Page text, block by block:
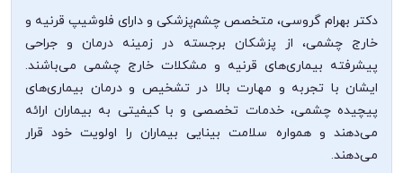
دکتر بهرام گروسی، متخصص چشم‌پزشکی و دارای فلوشیپ قرنیه و
خارج چشمی، از پزشکان برجسته در زمینه درمان و جراحی
پیشرفته بیماری‌های قرنیه و مشکلات خارج چشمی می‌باشند.
ایشان با تجربه و مهارت بالا در تشخیص و درمان بیماری‌های
پیچیده چشمی، خدمات تخصصی و با کیفیتی به بیماران ارائه
می‌دهند و همواره سلامت بینایی بیماران را اولویت خود قرار
می‌دهند.